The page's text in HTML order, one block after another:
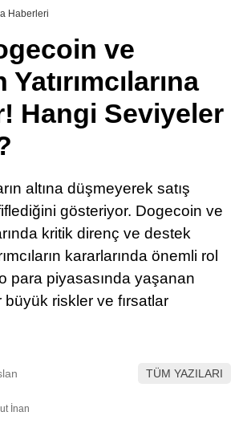
Youtube
TikTok
Pinterest
Telegram
Haberleri
ve
Hangi Seviyeler
altına düşmeyerek satış
gösteriyor. Dogecoin ve
kritik direnç ve destek
kararlarında önemli rol
para piyasasında yaşanan
riskler ve fırsatlar
TÜM YAZILARI
İnan